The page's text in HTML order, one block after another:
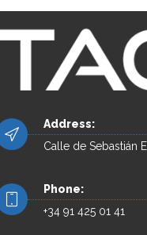
Address:
Calle de Sebastián
Phone:
+34 91 425 01 41